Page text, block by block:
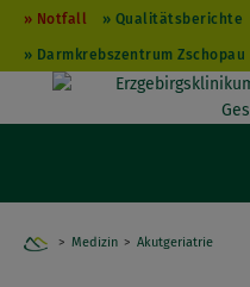
Notfall Qualitätsberichte
Darmkrebszentrum Zschopau
Home
Medizin Akutgeriatrie